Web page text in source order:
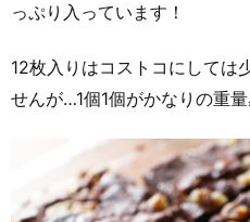
っぷり入っています！
12枚入りはコストコにしては
せんが…1個1個がかなりの重量